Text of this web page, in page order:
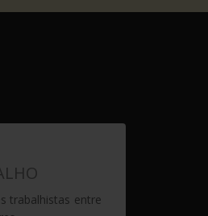
trabalhistas entre